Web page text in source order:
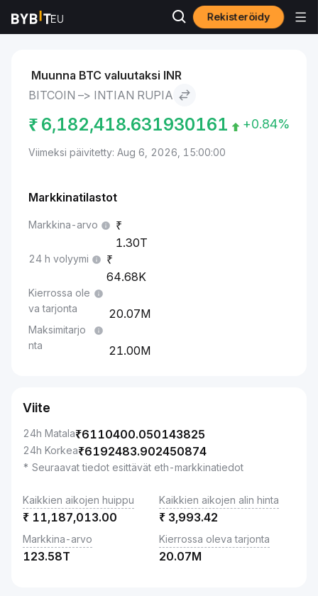
Rekisteröidy
Markkinat Bitcoin to Intian rupia
Muunna BTC valuutaksi INR
BITCOIN –> INTIAN RUPIA
₹ 6,182,418.631930161 +0.84%
Viimeksi päivitetty: Aug 6, 2026, 15:00:00
Markkinatilastot
Markkina-arvo
1.30T
24 h volyymi
64.68K
Kierrossa ole
va tarjonta
20.07M
Maksimitarjo
nta
21.00M
Viite
24h Matala₹6110400.050143825
24h Korkea₹6192483.902450874
* Seuraavat tiedot esittävät eth-markkinatiedot
Kaikkien aikojen huippu
₹ 11,187,013.00
Kaikkien aikojen alin hinta
₹ 3,993.42
Markkina-arvo
123.58T
Kierrossa oleva tarjonta
20.07M